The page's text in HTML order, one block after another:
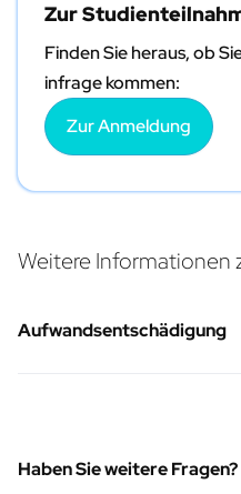
Zur
Finden Sie heraus, ob
infrage kommen:
Zur Anmeldung
Weitere Informationen
Aufwandsentschädigung
Aufwandsentschädigung
Haben Sie weitere Fragen?